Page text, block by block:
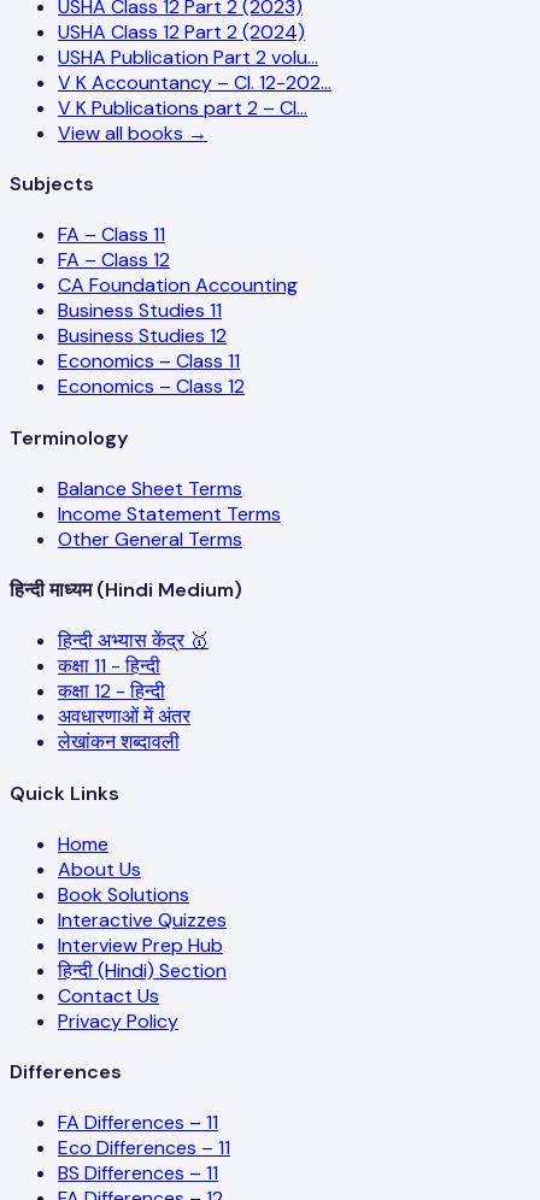
USHA Class 12 Part 2 (2023)
USHA Class 12 Part 2 (2024)
USHA Publication Part 2 volu…
V K Accountancy – Cl. 12-202…
V K Publications part 2 – Cl…
View all books →
Subjects
FA – Class 11
FA – Class 12
CA Foundation Accounting
Business Studies 11
Business Studies 12
Economics – Class 11
Economics – Class 12
Terminology
Balance Sheet Terms
Income Statement Terms
Other General Terms
हिन्दी माध्यम (Hindi Medium)
हिन्दी अभ्यास केंद्र 🥇
कक्षा 11 - हिन्दी
कक्षा 12 - हिन्दी
अवधारणाओं में अंतर
लेखांकन शब्दावली
Quick Links
Home
About Us
Book Solutions
Interactive Quizzes
Interview Prep Hub
हिन्दी (Hindi) Section
Contact Us
Privacy Policy
Differences
FA Differences – 11
Eco Differences – 11
BS Differences – 11